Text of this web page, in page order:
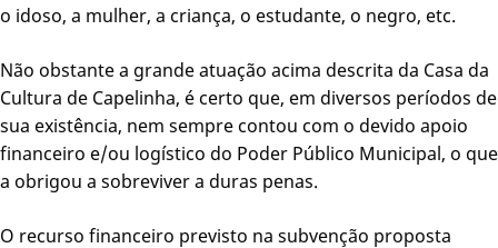
o idoso, a mulher, a criança, o estudante, o negro, etc.
Não obstante a grande atuação acima descrita da Casa da
Cultura de Capelinha, é certo que, em diversos períodos de
sua existência, nem sempre contou com o devido apoio
financeiro e/ou logístico do Poder Público Municipal, o que
a obrigou a sobreviver a duras penas.
O recurso financeiro previsto na subvenção proposta